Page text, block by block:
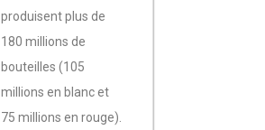
produisent plus de
180 millions de
bouteilles (105
millions en blanc et
75 millions en rouge).